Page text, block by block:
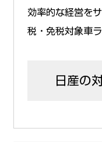
効率的な経営を
税・免税対象車
日産の